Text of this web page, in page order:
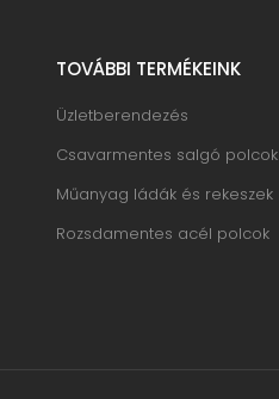
TOVÁBBI TERMÉKEINK
Üzletberendezés
Csavarmentes salgó polcok
Műanyag ládák és rekeszek
Rozsdamentes acél polcok